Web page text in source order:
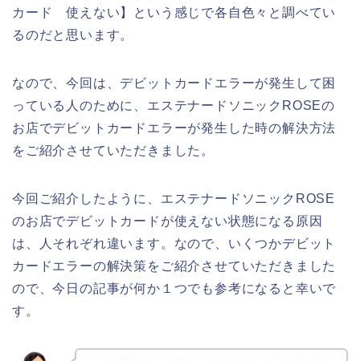
カード 使えない】という感じで各自色々と調べてい
るのだと思います。
なので、今回は、デビットカードエラーが発生して困
っている人のために、エステナードソニックROSEの
お店でデビットカードエラーが発生した時の解決方法
をご紹介させていただきました。
今回ご紹介したように、エステナードソニックROSE
のお店でデビットカードが使えない状態になる原因
は、人それぞれ違います。なので、いくつかデビット
カードエラーの解決策をご紹介させていただきました
ので、今日の記事が何か１つでも参考になると幸いで
す。